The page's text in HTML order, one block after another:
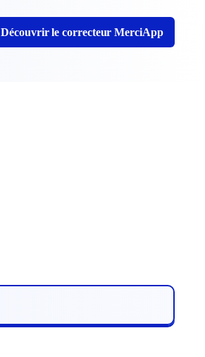
Découvrir le correcteur MerciApp